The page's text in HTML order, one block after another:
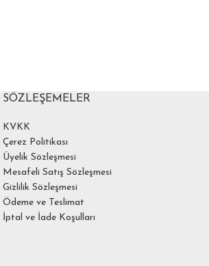
SÖZLEŞEMELER
KVKK
Çerez Politikası
Üyelik Sözleşmesi
Mesafeli Satış Sözleşmesi
Gizlilik Sözleşmesi
Ödeme ve Teslimat
İptal ve İade Koşulları